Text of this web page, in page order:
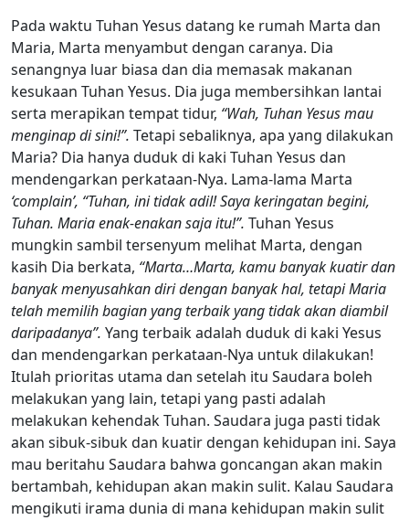
Pada waktu Tuhan Yesus datang ke rumah Marta dan
Maria, Marta menyambut dengan caranya. Dia
senangnya luar biasa dan dia memasak makanan
kesukaan Tuhan Yesus. Dia juga membersihkan lantai
serta merapikan tempat tidur, “Wah, Tuhan Yesus mau
menginap di sini!”. Tetapi sebaliknya, apa yang dilakukan
Maria? Dia hanya duduk di kaki Tuhan Yesus dan
mendengarkan perkataan-Nya. Lama-lama Marta
‘complain’, “Tuhan, ini tidak adil! Saya keringatan begini,
Tuhan. Maria enak-enakan saja itu!”. Tuhan Yesus
mungkin sambil tersenyum melihat Marta, dengan
kasih Dia berkata, “Marta…Marta, kamu banyak kuatir dan
banyak menyusahkan diri dengan banyak hal, tetapi Maria
telah memilih bagian yang terbaik yang tidak akan diambil
daripadanya”. Yang terbaik adalah duduk di kaki Yesus
dan mendengarkan perkataan-Nya untuk dilakukan!
Itulah prioritas utama dan setelah itu Saudara boleh
melakukan yang lain, tetapi yang pasti adalah
melakukan kehendak Tuhan. Saudara juga pasti tidak
akan sibuk-sibuk dan kuatir dengan kehidupan ini. Saya
mau beritahu Saudara bahwa goncangan akan makin
bertambah, kehidupan akan makin sulit. Kalau Saudara
mengikuti irama dunia di mana kehidupan makin sulit